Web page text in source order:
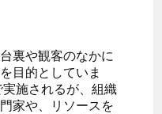
裏や観客のなかに
目的としていま
施されるが、組織
家や、リソースを